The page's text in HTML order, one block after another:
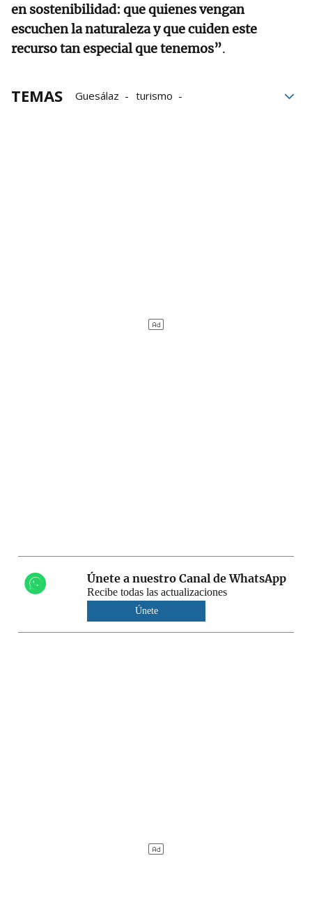
en sostenibilidad: que quienes vengan
escuchen la naturaleza y que cuiden este
recurso tan especial que tenemos”.
TEMAS Guesálaz
turismo
Únete a nuestro Canal de WhatsApp
Recibe todas las actualizaciones
Únete